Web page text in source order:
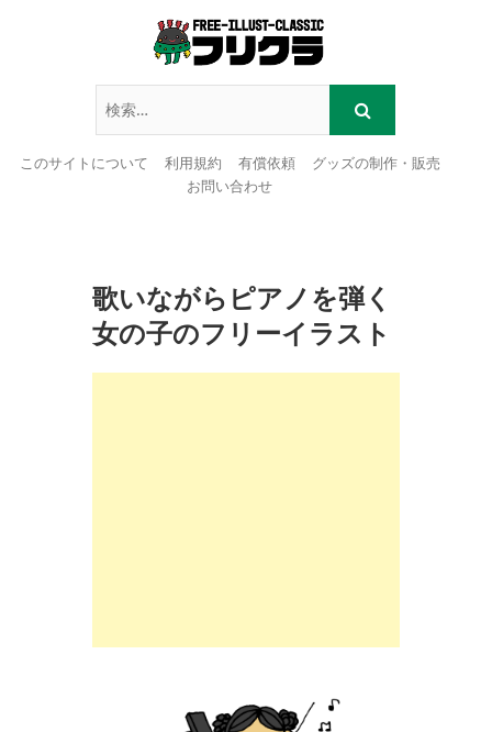
このサイトについて 利用規約 有償依頼
グッズの制作・販売
お問い合わせ
歌いながらピアノを弾く
女の子のフリーイラスト